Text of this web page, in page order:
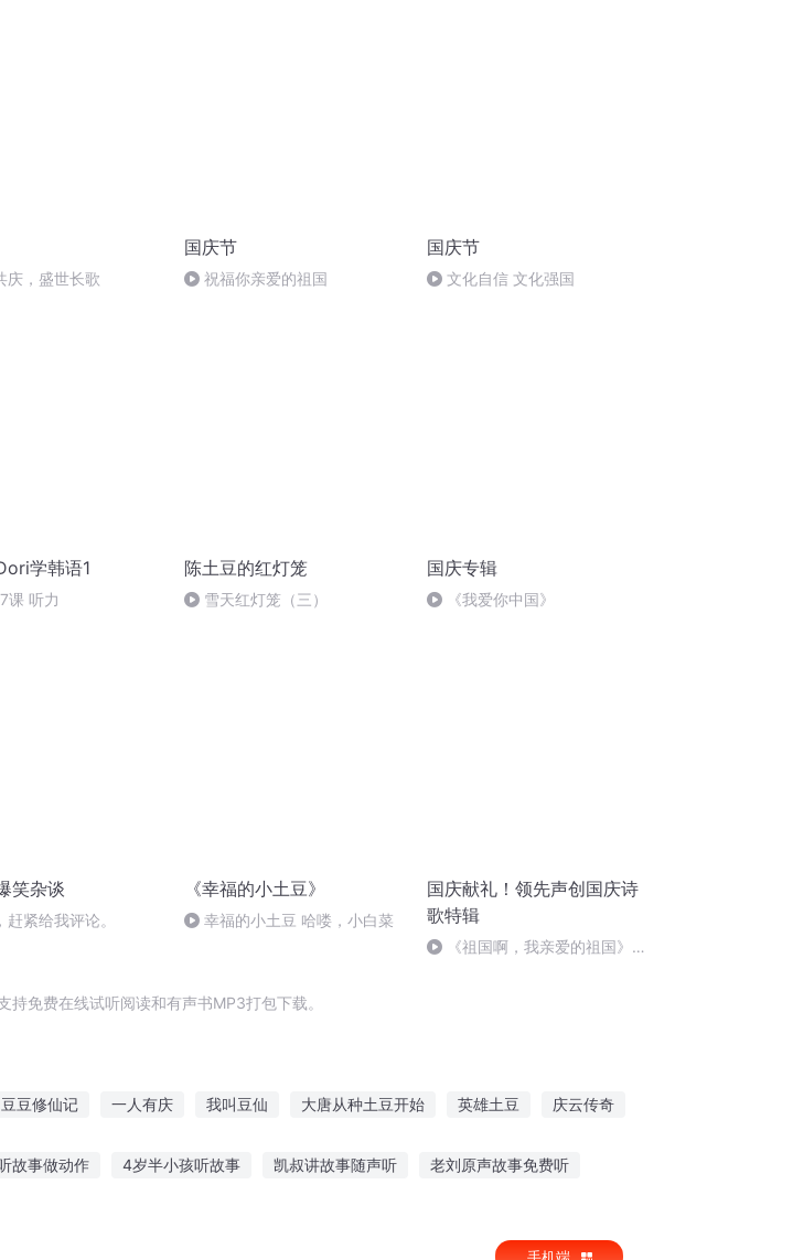
庆，盛世长歌
国庆节
祝福你亲爱的祖国
国庆节
文化自信 文化强国
学韩语1
课 听力
陈土豆的红灯笼
雪天红灯笼（三）
国庆专辑
《我爱你中国》
笑杂谈
赶紧给我评论。
《幸福的小土豆》
幸福的小土豆 哈喽，小白菜
国庆献礼！领先声创国庆诗
歌特辑
《祖国啊，我亲爱的祖国》温
免费在线试听阅读和有声书MP3打包下载。
豆豆修仙记 一人有庆 我叫豆仙 大唐从种土豆开始 英雄土豆 庆云传奇
故事做动作 4岁半小孩听故事 凯叔讲故事随声听 老刘原声故事免费听